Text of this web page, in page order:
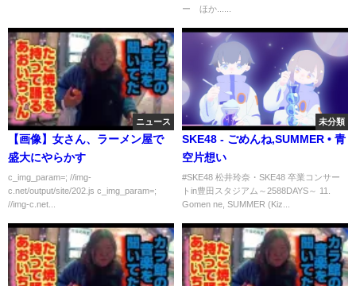
ないらしいな
ー ほか......
ニュース
【画像】女さん、ラーメン屋で
盛大にやらかす
c_img_param=; //img-
c.net/output/site/202.js c_img_param=;
//img-c.net...
未分類
SKE48 - ごめんね,SUMMER • 青
空片想い
#SKE48 松井玲奈・SKE48 卒業コンサー
トin豊田スタジアム～2588DAYS～ 11.
Gomen ne, SUMMER (Kiz...